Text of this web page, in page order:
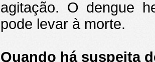
agitação. O dengue
pode levar à morte.
Quando há suspeita